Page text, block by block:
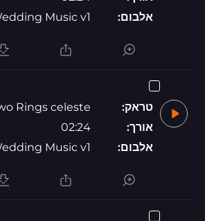
אלבום:
Music v1
טראק:
Rings celeste
אורך:
02:24
אלבום:
Music v1